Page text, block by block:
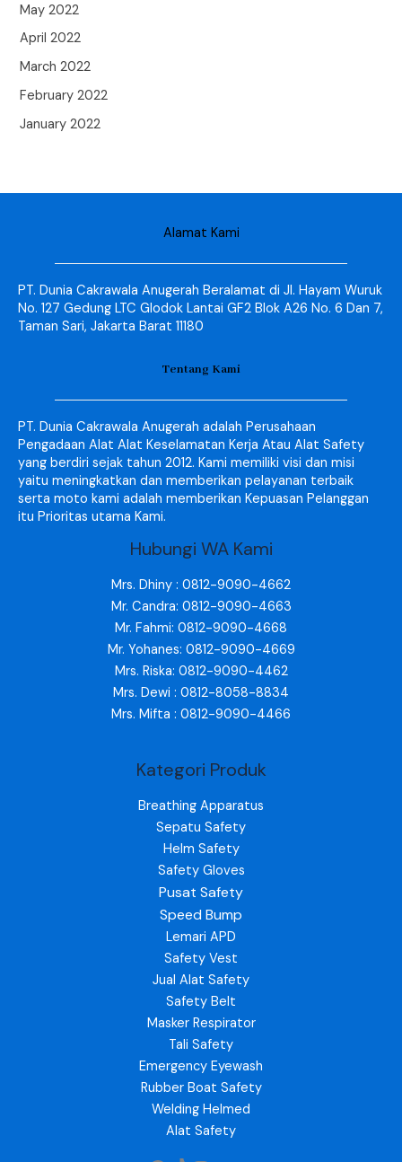
May 2022
April 2022
March 2022
February 2022
January 2022
Alamat Kami
PT. Dunia Cakrawala Anugerah Beralamat di Jl. Hayam Wuruk
No. 127 Gedung LTC Glodok Lantai GF2 Blok A26 No. 6 Dan 7,
Taman Sari, Jakarta Barat 11180
Tentang Kami
PT. Dunia Cakrawala Anugerah adalah Perusahaan
Pengadaan Alat Alat Keselamatan Kerja Atau Alat Safety
yang berdiri sejak tahun 2012. Kami memiliki visi dan misi
yaitu meningkatkan dan memberikan pelayanan terbaik
serta moto kami adalah memberikan Kepuasan Pelanggan
itu Prioritas utama Kami.
Hubungi WA Kami
Mrs. Dhiny : 0812-9090-4662
Mr. Candra: 0812-9090-4663
Mr. Fahmi: 0812-9090-4668
Mr. Yohanes: 0812-9090-4669
Mrs. Riska: 0812-9090-4462
Mrs. Dewi : 0812-8058-8834
Mrs. Mifta : 0812-9090-4466
Kategori Produk
Breathing Apparatus
Sepatu Safety
Helm Safety
Safety Gloves
Pusat Safety
Speed Bump
Lemari APD
Safety Vest
Jual Alat Safety
Safety Belt
Masker Respirator
Tali Safety
Emergency Eyewash
Rubber Boat Safety
Welding Helmed
Alat Safety